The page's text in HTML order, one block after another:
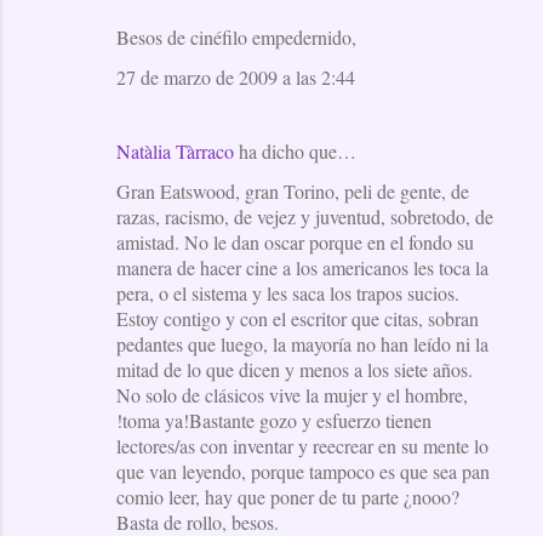
Besos de cinéfilo empedernido,
27 de marzo de 2009 a las 2:44
Natàlia Tàrracoha dicho que…
Gran Eatswood, gran Torino, peli de gente, de
razas, racismo, de vejez y juventud, sobretodo, de
amistad. No le dan oscar porque en el fondo su
manera de hacer cine a los americanos les toca la
pera, o el sistema y les saca los trapos sucios.
Estoy contigo y con el escritor que citas, sobran
pedantes que luego, la mayoría no han leído ni la
mitad de lo que dicen y menos a los siete años.
No solo de clásicos vive la mujer y el hombre,
!toma ya!Bastante gozo y esfuerzo tienen
lectores/as con inventar y reecrear en su mente lo
que van leyendo, porque tampoco es que sea pan
comio leer, hay que poner de tu parte ¿nooo?
Basta de rollo, besos.